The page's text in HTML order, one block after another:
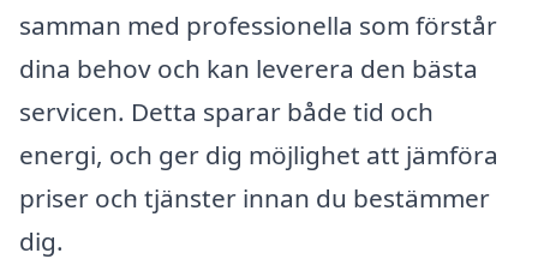
samman med professionella som förstår
dina behov och kan leverera den bästa
servicen. Detta sparar både tid och
energi, och ger dig möjlighet att jämföra
priser och tjänster innan du bestämmer
dig.